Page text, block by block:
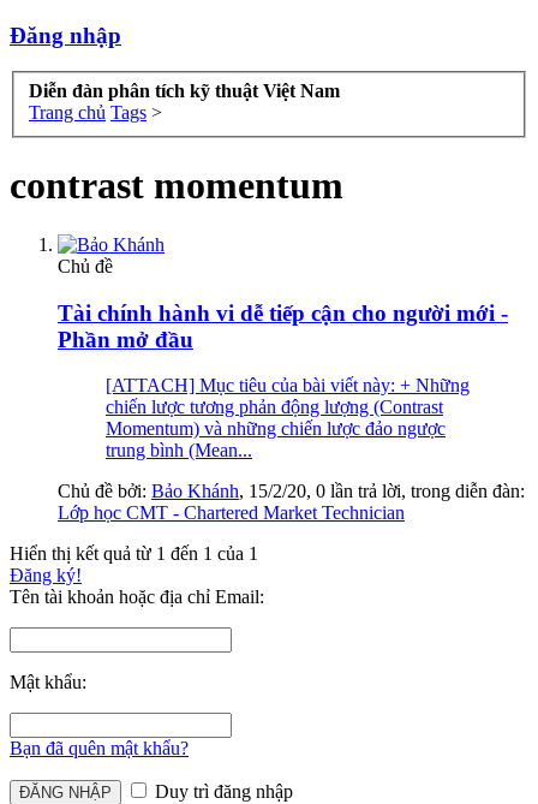
Đăng nhập
Diễn đàn phân tích kỹ thuật Việt Nam
Trang chủ Tags >
contrast momentum
Chủ đề
Tài chính hành vi dễ tiếp cận cho người mới -
Phần mở đầu
[ATTACH] Mục tiêu của bài viết này: + Những
chiến lược tương phản động lượng (Contrast
Momentum) và những chiến lược đảo ngược
trung bình (Mean...
Chủ đề bởi: Bảo Khánh, 15/2/20, 0 lần trả lời, trong diễn đàn:
Lớp học CMT - Chartered Market Technician
Hiển thị kết quả từ 1 đến 1 của 1
Đăng ký!
Tên tài khoản hoặc địa chỉ Email:
Mật khẩu:
Bạn đã quên mật khẩu?
Duy trì đăng nhập